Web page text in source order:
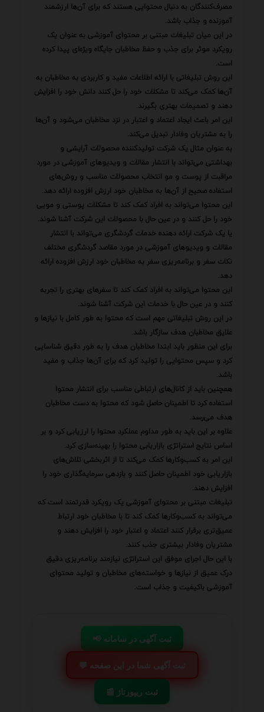
مصرف‌کنندگان به دنبال محتوایی هستند که برای آن‌ها ارزشمند
آموزنده و جذاب باشد.
در این میان تبلیغات مبتنی بر محتوای آموزشی به عنوان یک
رویکرد موثر برای جذب و حفظ مخاطبان جایگاه ویژه‌ای پیدا کرده
است.
این روش تبلیغاتی با ارائه اطلاعات مفید و کاربردی به مخاطبان به
آن‌ها کمک می‌کند تا مشکلات خود را حل کنند دانش خود را افزایش
دهند و تصمیمات بهتری بگیرند.
این امر باعث ایجاد اعتماد و اعتبار در نزد مخاطبان می‌شود و آن‌ها
را به مشتریان وفادار تبدیل می‌کند.
به عنوان مثال یک شرکت تولیدکننده محصولات آرایشی و
بهداشتی می‌تواند با انتشار مقالات و ویدیوهای آموزشی در مورد
مراقبت از پوست و مو انتخاب محصولات مناسب و روش‌های
استفاده صحیح از آن‌ها به مخاطبان خود ارزش افزوده ارائه دهد.
این محتوا می‌تواند به افراد کمک کند تا مشکلات پوستی و مویی
خود را حل کنند و در عین حال با محصولات این شرکت آشنا شوند.
یا یک شرکت ارائه دهنده خدمات گردشگری می‌تواند با انتشار
مقالات و ویدیوهای آموزشی در مورد مقاصد گردشگری مختلف
نکات سفر و برنامه‌ریزی سفر به مخاطبان خود ارزش افزوده ارائه
دهد.
این محتوا می‌تواند به افراد کمک کند تا سفرهای بهتری را تجربه
کنند و در عین حال با خدمات این شرکت آشنا شوند.
در این روش تبلیغاتی مهم است که محتوا به طور کامل با نیازها و
علایق مخاطبان هدف سازگار باشد.
برای این منظور باید ابتدا مخاطبان هدف را به طور دقیق شناسایی
کرد و سپس محتوایی را تولید کرد که برای آن‌ها جذاب و مفید
باشد.
همچنین باید از کانال‌های ارتباطی مناسب برای انتشار محتوا
استفاده کرد تا اطمینان حاصل شود که محتوا به دست مخاطبان
هدف می‌رسد.
علاوه بر این باید به طور مداوم عملکرد محتوا را ارزیابی کرد و بر
اساس نتایج استراتژی بازاریابی محتوا را بهینه‌سازی کرد.
این امر به کسب‌وکارها کمک می‌کند تا از اثربخشی تلاش‌های
بازاریابی خود اطمینان حاصل کنند و بازدهی سرمایه‌گذاری خود را
افزایش دهند.
تبلیغات مبتنی بر محتوای آموزشی یک رویکرد قدرتمند است که
می‌تواند به کسب‌وکارها کمک کند تا با مخاطبان خود ارتباط
عمیق‌تری برقرار کنند اعتماد و اعتبار خود را افزایش دهند و
مشتریان وفادار بیشتری جذب کنند.
با این حال اجرای موفق این استراتژی نیازمند برنامه‌ریزی دقیق
درک عمیق از نیازها و خواسته‌های مخاطبان و تولید محتوای
آموزشی باکیفیت و جذاب است.
📢 ثبت آگهی در سامانه
💬 ثبت آگهی شما در این صفحه
📰 ثبت ریپورتاژ